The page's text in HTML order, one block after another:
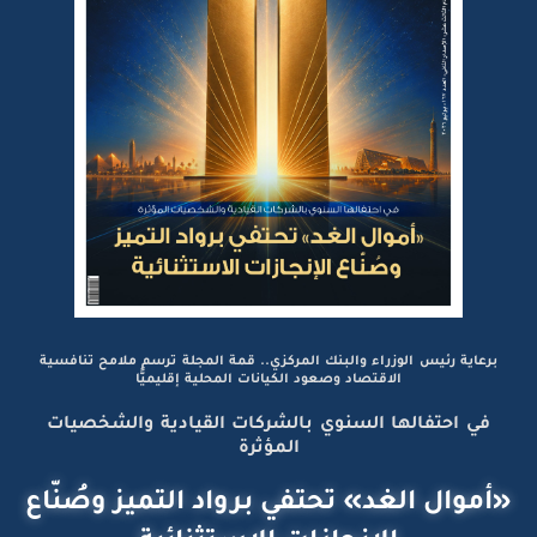
برعاية رئيس الوزراء والبنك المركزي.. قمة المجلة ترسم ملامح تنافسية
الاقتصاد وصعود الكيانات المحلية إقليميًّا
في احتفالها السنوي بالشركات القيادية والشخصيات
المؤثرة
«أموال الغد» تحتفي برواد التميز وصُنّاع